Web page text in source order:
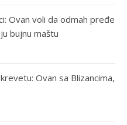
Ovan voli da odmah pređe
bujnu maštu
Ovan sa Blizancima,